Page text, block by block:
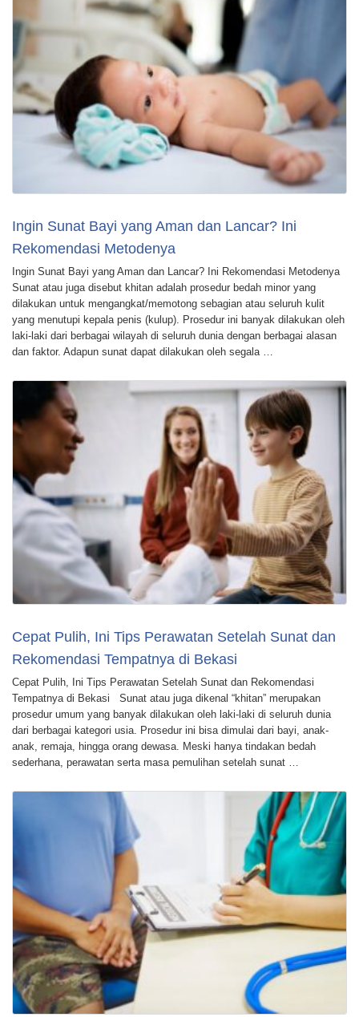
Ingin Sunat Bayi yang Aman dan Lancar? Ini
Rekomendasi Metodenya
Ingin Sunat Bayi yang Aman dan Lancar? Ini Rekomendasi Metodenya
Sunat atau juga disebut khitan adalah prosedur bedah minor yang
dilakukan untuk mengangkat/memotong sebagian atau seluruh kulit
yang menutupi kepala penis (kulup). Prosedur ini banyak dilakukan oleh
laki-laki dari berbagai wilayah di seluruh dunia dengan berbagai alasan
dan faktor. Adapun sunat dapat dilakukan oleh segala …
Cepat Pulih, Ini Tips Perawatan Setelah Sunat dan
Rekomendasi Tempatnya di Bekasi
Cepat Pulih, Ini Tips Perawatan Setelah Sunat dan Rekomendasi
Tempatnya di Bekasi Sunat atau juga dikenal “khitan” merupakan
prosedur umum yang banyak dilakukan oleh laki-laki di seluruh dunia
dari berbagai kategori usia. Prosedur ini bisa dimulai dari bayi, anak-
anak, remaja, hingga orang dewasa. Meski hanya tindakan bedah
sederhana, perawatan serta masa pemulihan setelah sunat …